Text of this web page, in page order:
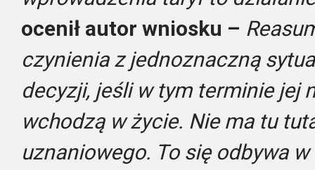
ocenił autor wniosku –
czynienia z jednoznaczną
decyzji, jeśli w tym terminie jej
wchodzą w życie. Nie ma tu
uznaniowego. To się odbywa